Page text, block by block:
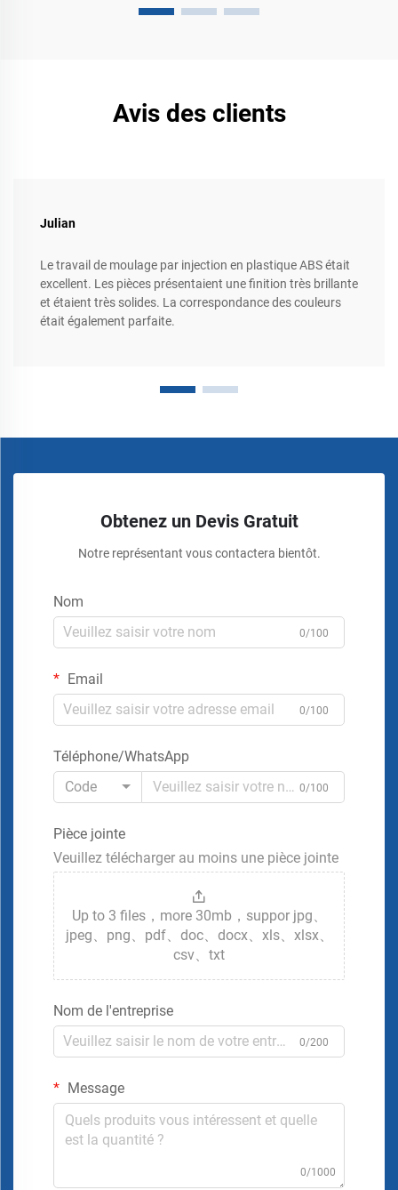
Avis des clients
Julian
Le travail de moulage par injection en plastique ABS était
excellent. Les pièces présentaient une finition très brillante
et étaient très solides. La correspondance des couleurs
était également parfaite.
Obtenez un Devis Gratuit
Notre représentant vous contactera bientôt.
Nom
0/100
Email
0/100
Téléphone/WhatsApp
Code
0/100
Pièce jointe
Veuillez télécharger au moins une pièce jointe
Up to 3 files，more 30mb，suppor jpg、
jpeg、png、pdf、doc、docx、xls、xlsx、
csv、txt
Nom de l'entreprise
0/200
Message
0/1000